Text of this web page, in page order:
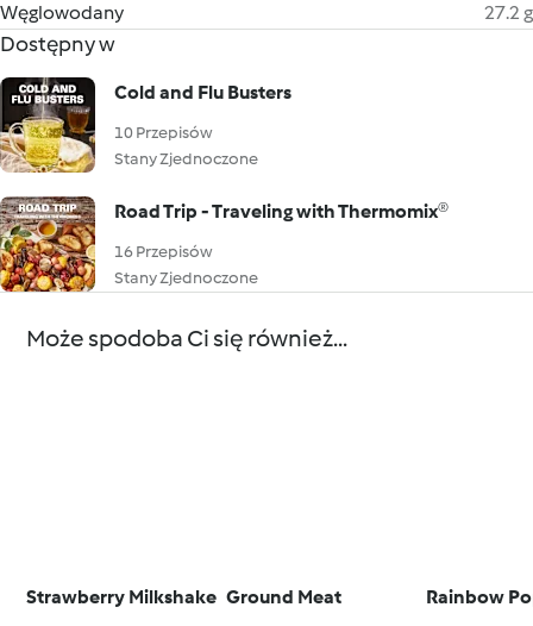
Węglowodany
27.2 g
Dostępny w
Cold and Flu Busters
10 Przepisów
Stany Zjednoczone
Road Trip - Traveling with Thermomix®
16 Przepisów
Stany Zjednoczone
Może spodoba Ci się również...
Strawberry Milkshake Ground Meat Rainbow